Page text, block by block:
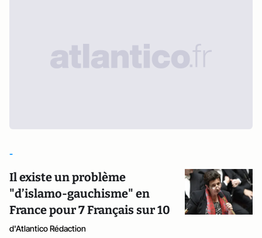
-
Il existe un problème
"d’islamo-gauchisme" en
France pour 7 Français sur 10
d'Atlantico Rédaction